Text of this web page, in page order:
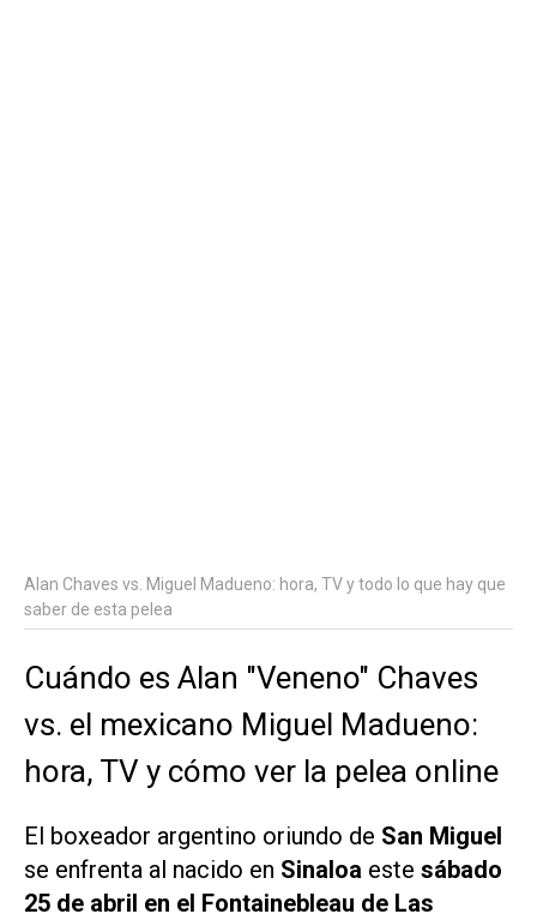
Alan Chaves vs. Miguel Madueno: hora, TV y todo lo que hay que
saber de esta pelea
Cuándo es Alan "Veneno" Chaves
vs. el mexicano Miguel Madueno:
hora, TV y cómo ver la pelea online
El boxeador argentino oriundo de San Miguel
se enfrenta al nacido en Sinaloa este sábado
25 de abril en el Fontainebleau de Las